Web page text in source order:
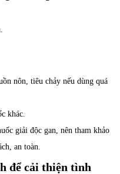
nôn, tiêu chảy nếu dùng quá
khác.
giải độc gan, nên tham khảo
an toàn.
để cải thiện tình